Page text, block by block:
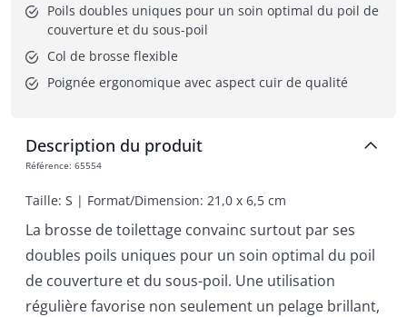
Poils doubles uniques pour un soin optimal du poil de
couverture et du sous-poil
Col de brosse flexible
Poignée ergonomique avec aspect cuir de qualité
Description du produit
Référence: 65554
Taille: S | Format/Dimension: 21,0 x 6,5 cm
La brosse de toilettage convainc surtout par ses
doubles poils uniques pour un soin optimal du poil
de couverture et du sous-poil. Une utilisation
régulière favorise non seulement un pelage brillant,